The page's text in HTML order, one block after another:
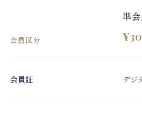
会員区分
準会
会員証 デジ